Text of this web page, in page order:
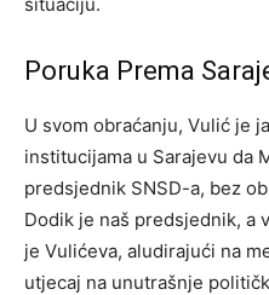
Poruka Prema
U svom obraćanju, Vulić je
institucijama u Sarajevu da
predsjednik SNSD-a, bez
Dodik je naš predsjednik, a
je Vulićeva, aludirajući na
utjecaj na unutrašnje